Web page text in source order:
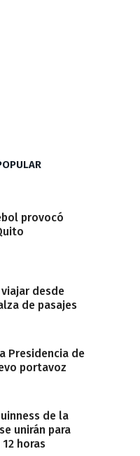
provocó
desde
de pasajes
Presidencia de
portavoz
de la
unirán para
horas